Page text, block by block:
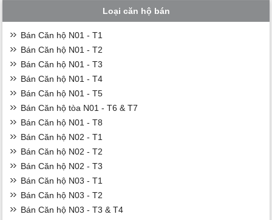
Loại căn hộ bán
Bán Căn hộ N01 - T1
Bán Căn hộ N01 - T2
Bán Căn hộ N01 - T3
Bán Căn hộ N01 - T4
Bán Căn hộ N01 - T5
Bán Căn hộ tòa N01 - T6 & T7
Bán Căn hộ N01 - T8
Bán Căn hộ N02 - T1
Bán Căn hộ N02 - T2
Bán Căn hộ N02 - T3
Bán Căn hộ N03 - T1
Bán Căn hộ N03 - T2
Bán Căn hộ N03 - T3 & T4